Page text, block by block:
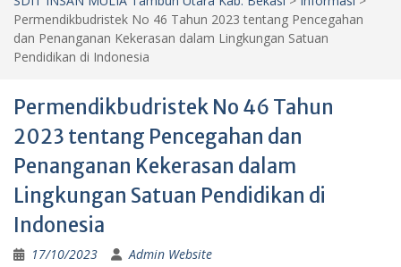
Permendikbudristek No 46 Tahun 2023 tentang Pencegahan
dan Penanganan Kekerasan dalam Lingkungan Satuan
Pendidikan di Indonesia
Permendikbudristek No 46 Tahun
2023 tentang Pencegahan dan
Penanganan Kekerasan dalam
Lingkungan Satuan Pendidikan di
Indonesia
17/10/2023 Admin Website